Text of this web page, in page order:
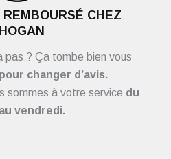
CHEZ
pas ? Ça tombe bien vous
changer d’avis.
sommes à votre service du
vendredi.